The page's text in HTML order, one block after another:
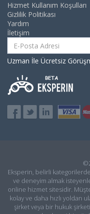
Hizmet Kullanım Koşulları
Gizlilik Politikası
Yardım
İletişim
Uzman İle Ücretsiz
Eksperin, belirli
ve deneyim almak
online hizmet sitesidir.
kolay ve daha hızlı yoldan
şirket veya bir hukuk